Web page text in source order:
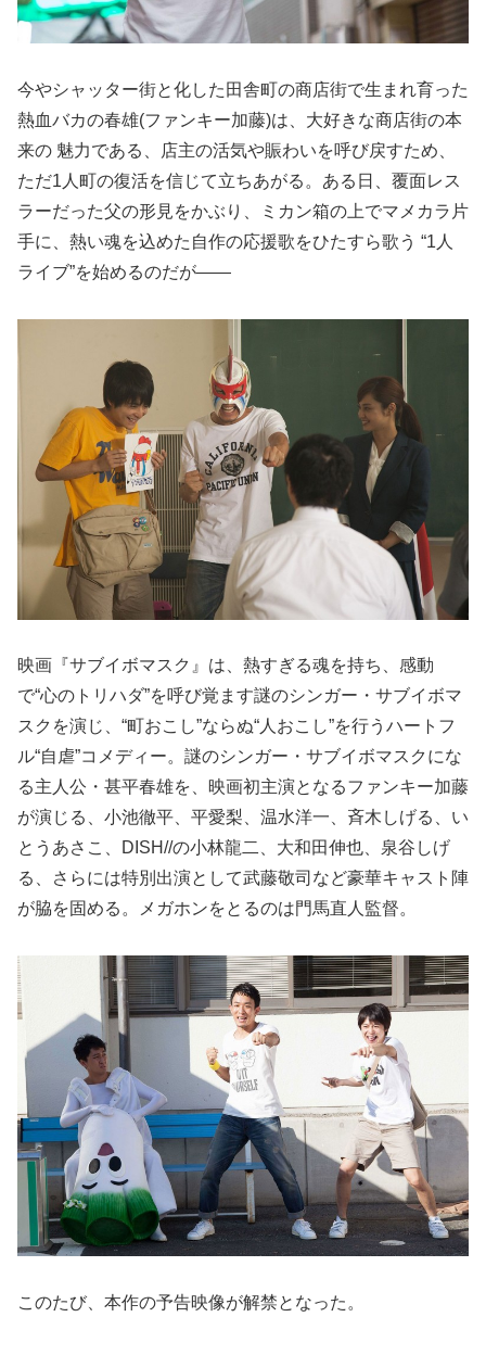
今やシャッター街と化した田舎町の商店街で生まれ育った
熱血バカの春雄(ファンキー加藤)は、大好きな商店街の本
来の 魅力である、店主の活気や賑わいを呼び戻すため、
ただ1人町の復活を信じて立ちあがる。ある日、覆面レス
ラーだった父の形見をかぶり、ミカン箱の上でマメカラ片
手に、熱い魂を込めた自作の応援歌をひたすら歌う “1人
ライブ”を始めるのだが――
映画『サブイボマスク』は、熱すぎる魂を持ち、感動
で“心のトリハダ”を呼び覚ます謎のシンガー・サブイボマ
スクを演じ、“町おこし”ならぬ“人おこし”を行うハートフ
ル“自虐”コメディー。謎のシンガー・サブイボマスクにな
る主人公・甚平春雄を、映画初主演となるファンキー加藤
が演じる、小池徹平、平愛梨、温水洋一、斉木しげる、い
とうあさこ、DISH//の小林龍二、大和田伸也、泉谷しげ
る、さらには特別出演として武藤敬司など豪華キャスト陣
が脇を固める。メガホンをとるのは門馬直人監督。
このたび、本作の予告映像が解禁となった。